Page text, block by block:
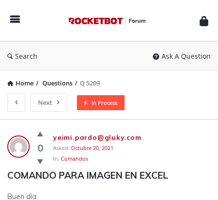
Forum
Search Ask A Question
Home / Questions / Q 5209
Next In Process
Rocketbot
Forum
Latest
Questions
0
yeimi.pardo@gluky.com
Asked: Octubre 20, 2021
In: Comandos
COMANDO PARA IMAGEN EN EXCEL
Buen dìa.